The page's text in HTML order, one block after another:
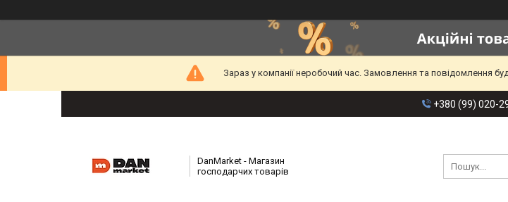
Зараз у компанії неробочий час. Замовлення та повідомлення
+380 (99) 020-
DanMarket - Магазин
господарчих товарів